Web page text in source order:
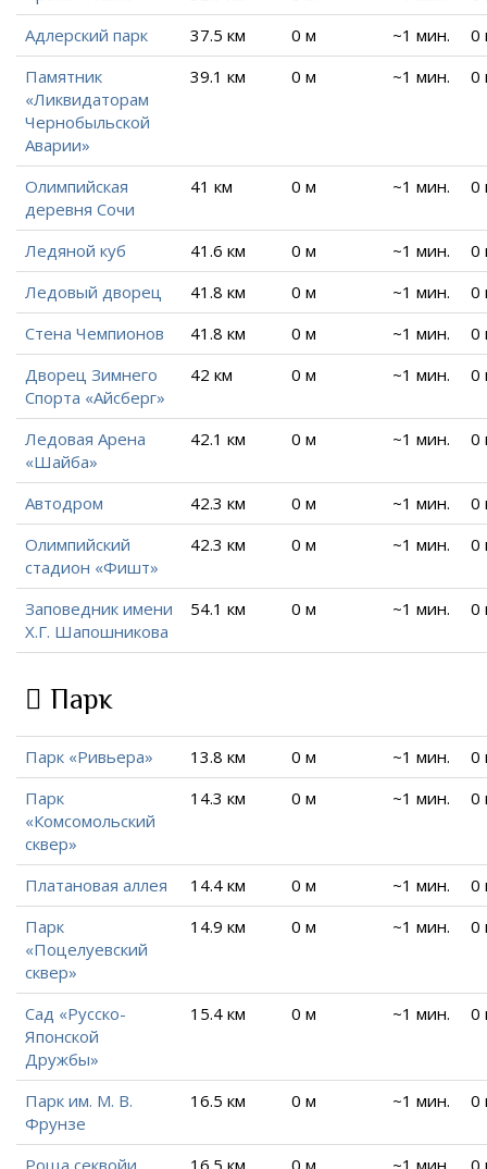
Адлерский парк
37.5 км 0 м ~1 мин.
0
Памятник
«Ликвидаторам
Чернобыльской
Аварии»
39.1 км 0 м ~1 мин. 0
Олимпийская
деревня Сочи
41 км 0 м ~1 мин. 0
Ледяной куб 41.6 км 0 м ~1 мин.
0
Ледовый дворец
41.8 км 0 м ~1 мин.
0
Стена Чемпионов
41.8 км 0 м ~1 мин.
0
Дворец Зимнего
Спорта «Айсберг»
42 км 0 м ~1 мин. 0
Ледовая Арена
«Шайба»
42.1 км 0 м ~1 мин. 0
Автодром 42.3 км 0 м ~1 мин.
0
Олимпийский
стадион «Фишт»
42.3 км 0 м ~1 мин. 0
Заповедник имени
Х.Г. Шапошникова
54.1 км 0 м ~1 мин. 0
Парк
Парк «Ривьера» 13.8 км 0 м ~1 мин.
0
Парк
«Комсомольский
сквер»
14.3 км 0 м ~1 мин. 0
Платановая аллея 14.4 км 0 м ~1 мин.
0
Парк
«Поцелуевский
сквер»
14.9 км 0 м ~1 мин. 0
Сад «Русско-
Японской
Дружбы»
15.4 км 0 м ~1 мин. 0
Парк им. М. В.
Фрунзе
16.5 км 0 м ~1 мин. 0